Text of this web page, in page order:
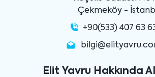
Çekmeköy -
+90(533) 407 63
Elit Yavru Hakkında